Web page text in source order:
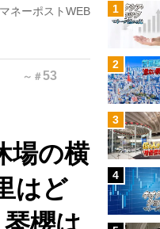
マネーポストWEB
～ ＃53
場の横
はど
1
2
3
4